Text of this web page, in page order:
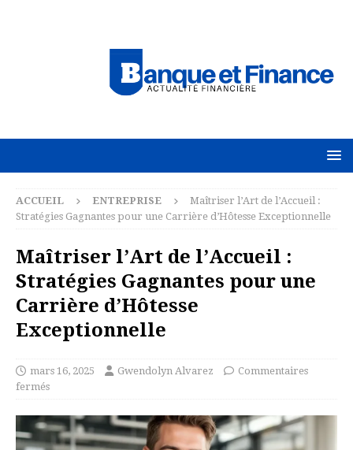
ACCUEIL ENTREPRISE
Maîtriser l’Art de l’Accueil :
Stratégies Gagnantes pour une Carrière d’Hôtesse Exceptionnelle
Maîtriser l’Art de l’Accueil :
Stratégies Gagnantes pour une
Carrière d’Hôtesse
Exceptionnelle
mars 16, 2025 Gwendolyn Alvarez
Commentaires
fermés